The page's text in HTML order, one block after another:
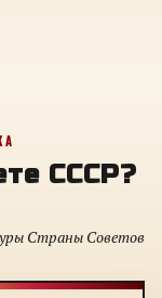
СССР?
Страны Советов